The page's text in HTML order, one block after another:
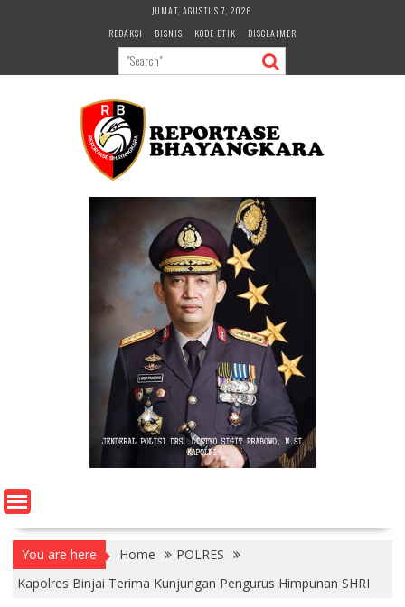
JUMAT, AGUSTUS 7, 2026
REDAKSI
BISNIS KODE ETIK DISCLAIMER
You are here Home
POLRES
Kapolres Binjai Terima Kunjungan Pengurus Himpunan SHRI